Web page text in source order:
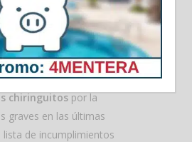
dos normas, según cuál
su parte, ya cuenta con un
proponeeliminar las
chiringuitospor la
graves en las últimas
de incumplimientos